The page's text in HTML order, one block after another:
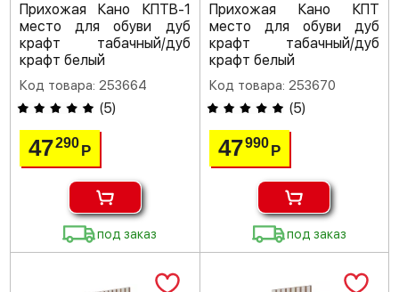
Прихожая Кано КПТВ-1
место для обуви дуб
крафт табачный/дуб
крафт белый
Код товара: 253664
(5)
47290 Р
под заказ
Прихожая Кано КПТ
место для обуви дуб
крафт табачный/дуб
крафт белый
Код товара: 253670
(5)
47990 Р
под заказ